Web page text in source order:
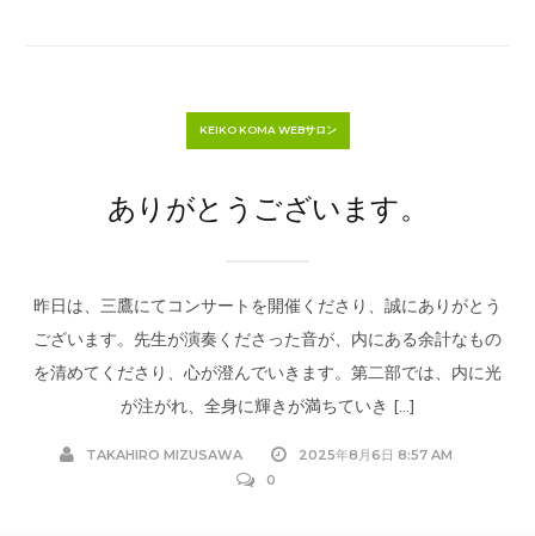
KEIKO KOMA WEBサロン
ありがとうございます。
昨日は、三鷹にてコンサートを開催くださり、誠にありがとう
ございます。先生が演奏くださった音が、内にある余計なもの
を清めてくださり、心が澄んでいきます。第二部では、内に光
が注がれ、全身に輝きが満ちていき […]
TAKAHIRO MIZUSAWA
2025年8月6日 8:57 AM
0